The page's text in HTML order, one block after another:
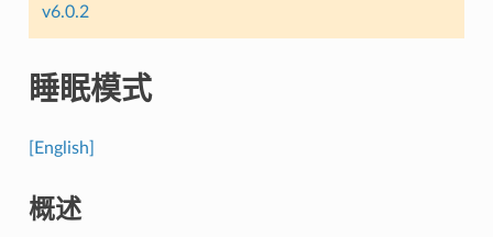
v6.0.2
睡眠模式
[English]
概述